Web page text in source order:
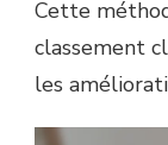
Cette
classement
les